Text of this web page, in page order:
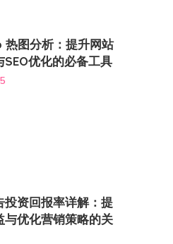
图分析：提升网站
SEO优化的必备工具
投资回报率详解：提
与优化营销策略的关